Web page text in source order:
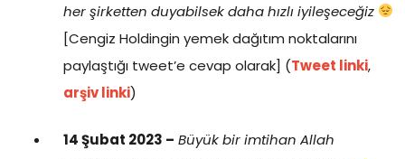
her şirketten duyabilsek daha hızlı iyileşeceğiz
[Cengiz Holdingin yemek dağıtım noktalarını
paylaştığı tweet’e cevap olarak] (Tweet linki,
arşiv linki)
14 Şubat 2023 – Büyük bir imtihan Allah